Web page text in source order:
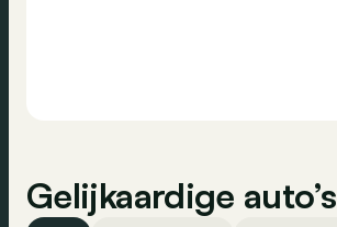
Gelijkaardige auto’s